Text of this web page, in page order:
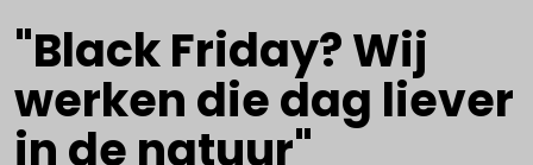
"Black Friday? Wij
werken die dag liever
in de natuur"